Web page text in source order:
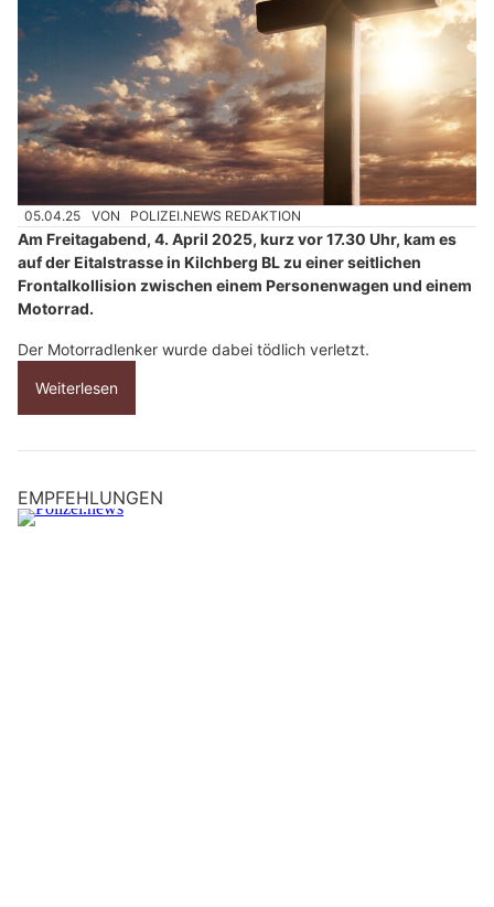
05.04.25 VON POLIZEI.NEWS REDAKTION
Am Freitagabend, 4. April 2025, kurz vor 17.30 Uhr, kam es
auf der Eitalstrasse in Kilchberg BL zu einer seitlichen
Frontalkollision zwischen einem Personenwagen und einem
Motorrad.
Der Motorradlenker wurde dabei tödlich verletzt.
Weiterlesen
EMPFEHLUNGEN